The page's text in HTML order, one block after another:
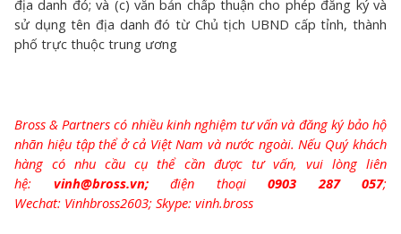
địa danh đó; và (c) văn bản chấp thuận cho phép đăng ký và
sử dụng tên địa danh đó từ Chủ tịch UBND cấp tỉnh, thành
phố trực thuộc trung ương
Bross & Partners có nhiều kinh nghiệm tư vấn và đăng ký bảo hộ
nhãn hiệu tập thể ở cả Việt Nam và nước ngoài. Nếu Quý khách
hàng có nhu cầu cụ thể cần được tư vấn, vui lòng liên
hệ: vinh@bross.vn;điện thoại 0903 287 057;
Wechat: Vinhbross2603; Skype: vinh.bross